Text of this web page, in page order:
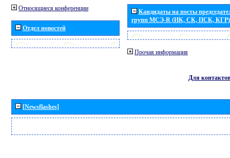
Относящиеся конференции
Отдел новостей
Кандидаты на посты
групп МСЭ-R (ИК, СК, ПСК, КГР)
Прочая информация
Для контактов
[Newsflashes]